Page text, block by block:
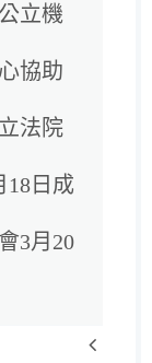
立機
協助
法院
18日成
3月20